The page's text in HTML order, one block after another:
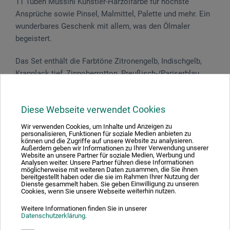
Diese Webseite verwendet Cookies
Wir verwenden Cookies, um Inhalte und Anzeigen zu
personalisieren, Funktionen für soziale Medien anbieten zu
können und die Zugriffe auf unsere Website zu analysieren.
Außerdem geben wir Informationen zu Ihrer Verwendung unserer
Website an unsere Partner für soziale Medien, Werbung und
Analysen weiter. Unsere Partner führen diese Informationen
möglicherweise mit weiteren Daten zusammen, die Sie ihnen
bereitgestellt haben oder die sie im Rahmen Ihrer Nutzung der
Dienste gesammelt haben. Sie geben Einwilligung zu unseren
Cookies, wenn Sie unsere Webseite weiterhin nutzen.
Weitere Informationen finden Sie in unserer
Datenschutzerklärung.
Ansprüche sowie Pinsel, Malmittel, Palette und mehr. Ein
wunderbares Geschenk mit allem, was den Ölmaler
begeistert.
Das Set enthält die Farbtöne Zitronengelb, Indischgelb,
Krapplack tief, Zinnoberrotton, Preußisch-/Pariserblau,
150 ml-Tube Titan-Deckweiß sowie Zeichenkohle, 2
Pinsel, Leinöl-Standöl (60 ml-Flasche) und eine
Malpalette.
Produktbewertungen (0)
Schreiben Sie die erste Bewertung zu diesem Produkt